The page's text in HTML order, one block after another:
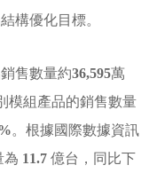
構優化目標。
售數量約36,595萬
模組產品的銷售數量
。根據國際數據資訊
為 11.7 億台，同比下